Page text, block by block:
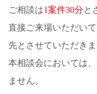
ご相談は1案件30分 と
直接ご来場いただい
先とさせていただきま
本相談会においては
ません。